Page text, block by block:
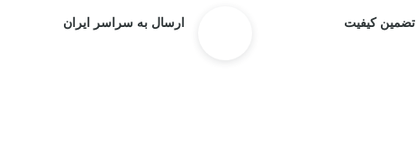
تضمین کیفیت ارسال به سراسر ایران